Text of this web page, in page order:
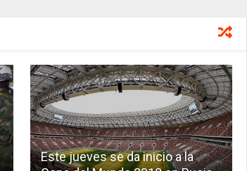
Este jueves se da inicio a la